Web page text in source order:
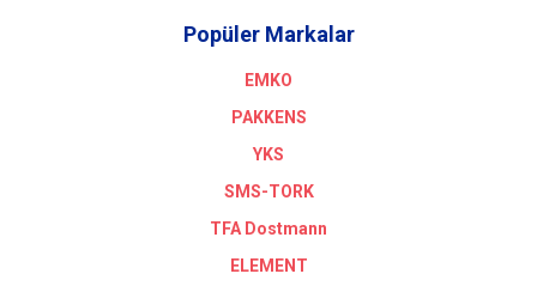
Popüler Markalar
EMKO
PAKKENS
YKS
SMS-TORK
TFA Dostmann
ELEMENT